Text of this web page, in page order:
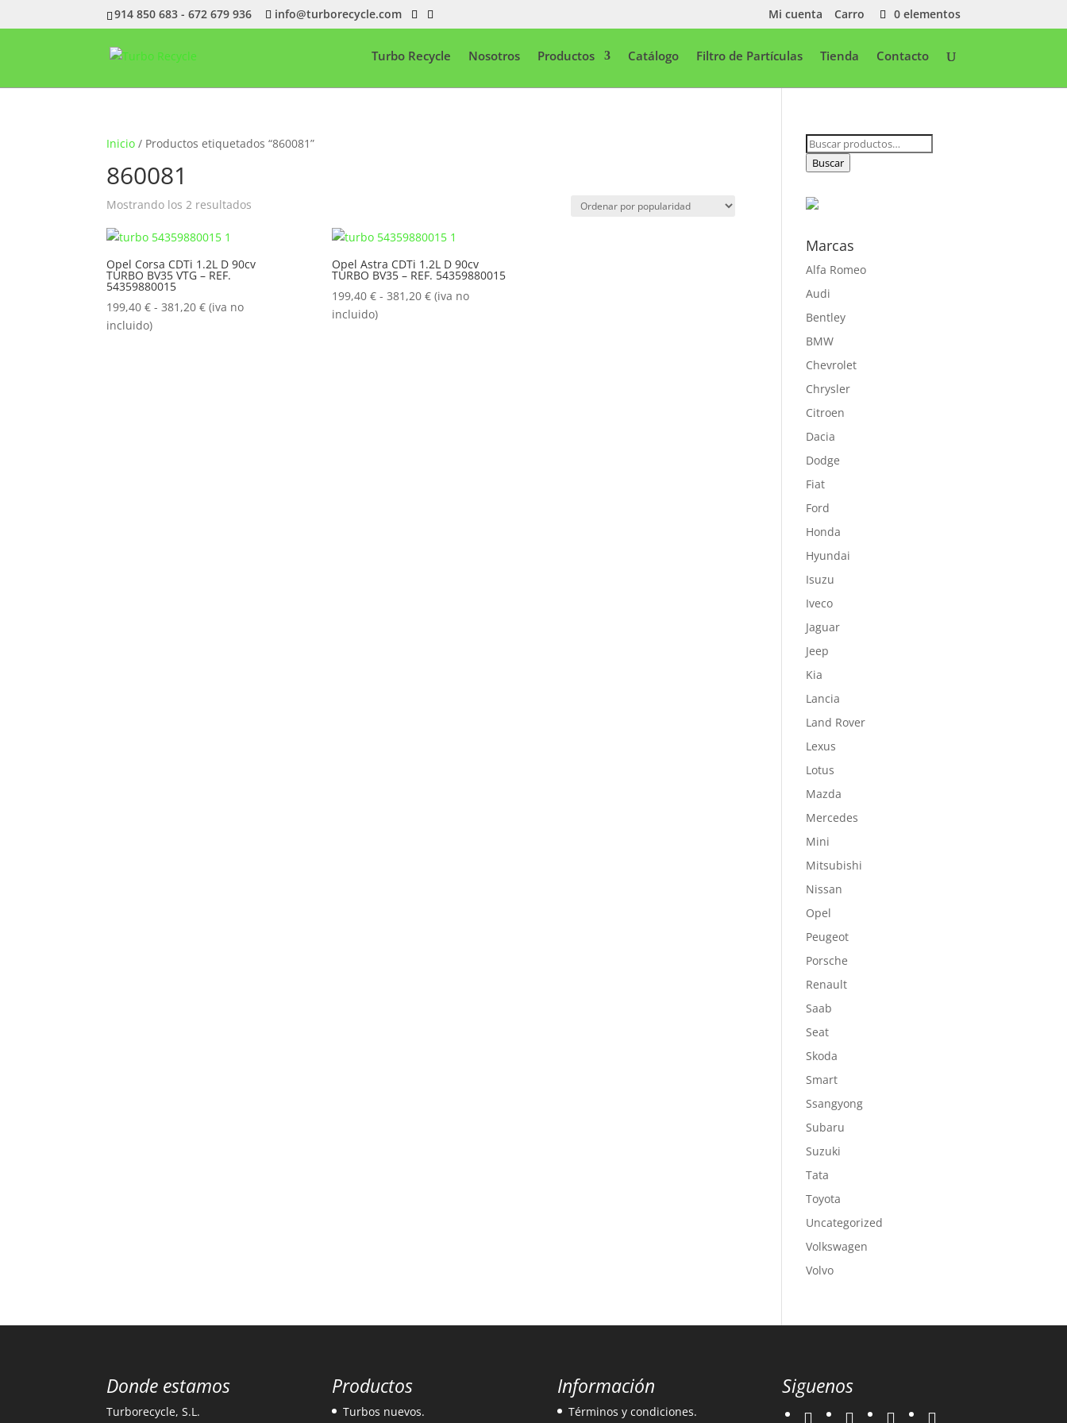
914 850 683 - 672 679 936 info@turborecycle.com Mi cuenta Carro 0 elementos
Turbo Recycle Nosotros Productos Catálogo Filtro de Partículas Tienda Contacto
Inicio / Productos etiquetados “860081”
860081
Mostrando los 2 resultados
Opel Corsa CDTi 1.2L D 90cv
TURBO BV35 VTG – REF.
54359880015
199,40€ - 381,20€Rango
(iva no
incluido)
Opel Astra CDTi 1.2L D 90cv
TURBO BV35 – REF. 54359880015
199,40 € - 381,20 €Rango
(iva no
incluido)
Buscar
por:
Buscar
Marcas
Alfa Romeo
Audi
Bentley
BMW
Chevrolet
Chrysler
Citroen
Dacia
Dodge
Fiat
Ford
Honda
Hyundai
Isuzu
Iveco
Jaguar
Jeep
Kia
Lancia
Land Rover
Lexus
Lotus
Mazda
Mercedes
Mini
Mitsubishi
Nissan
Opel
Peugeot
Porsche
Renault
Saab
Seat
Skoda
Smart
Ssangyong
Subaru
Suzuki
Tata
Toyota
Uncategorized
Volkswagen
Volvo
Donde estamos
Turborecycle, S.L.
Productos
Turbos nuevos.
Información
Términos y condiciones.
Siguenos
twitter instagramfacebook google